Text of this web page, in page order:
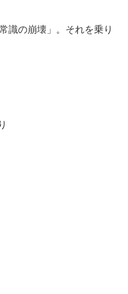
識の崩壊」。それを乗り